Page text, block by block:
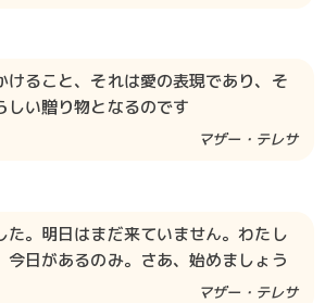
けること、それは愛の表現であり、そ
しい贈り物となるのです
マザー・テレサ
た。明日はまだ来ていません。わたし
今日があるのみ。さあ、始めましょう
マザー・テレサ